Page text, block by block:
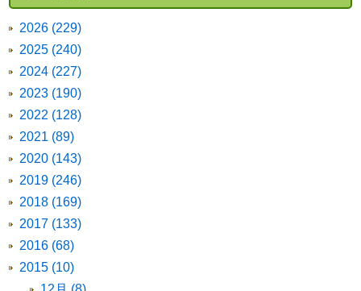
2026 (229)
2025 (240)
2024 (227)
2023 (190)
2022 (128)
2021 (89)
2020 (143)
2019 (246)
2018 (169)
2017 (133)
2016 (68)
2015 (10)